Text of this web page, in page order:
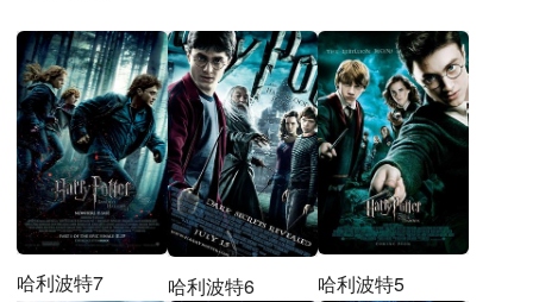
哈利波特7 哈利波特6 哈利波特5